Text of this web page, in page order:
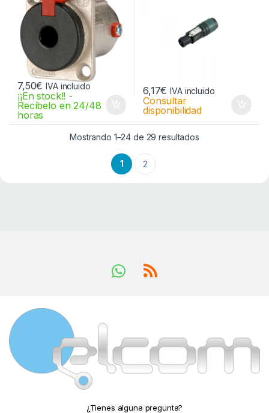
7,50€ IVA incluido
¡¡En stock!! -
Recíbelo en 24/48
horas
6,17€ IVA incluido
Consultar
disponibilidad
Mostrando 1–24 de 29 resultados
1 2
¿Tienes alguna pregunta?